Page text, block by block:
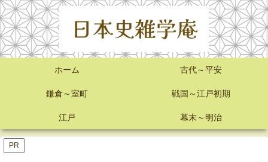
ホーム 古代～平安
鎌倉～室町 戦国～江戸初期
江戸 幕末～明治
PR